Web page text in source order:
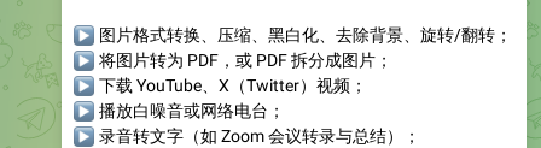
图片格式转换、压缩、黑白化、去除背景、旋转/翻转；
将图片转为 PDF，或 PDF 拆分成图片；
下载 YouTube、X（Twitter）视频；
播放白噪音或网络电台；
录音转文字（如 Zoom 会议转录与总结）；